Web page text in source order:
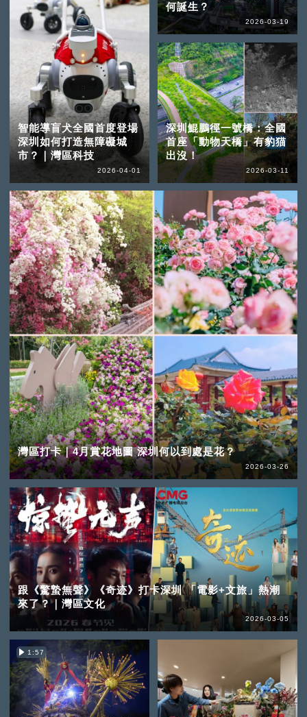
智能導盲犬全國首度登場
深圳如何打造無障礙城
市？｜灣區科技
2026-04-01
灣區打卡｜4月賞花地圖 深圳何以到處是花？
2026-03-26
何誕生？
2026-03-19
深圳鯤鵬徑一號橋：全國
首座「動物天橋」有豹猫
出沒！
2026-03-11
跟《驚蟄無聲》《奇迹》打卡深圳 「電影+文旅」熱潮
來了？｜灣區文化
2026-03-05
1:57